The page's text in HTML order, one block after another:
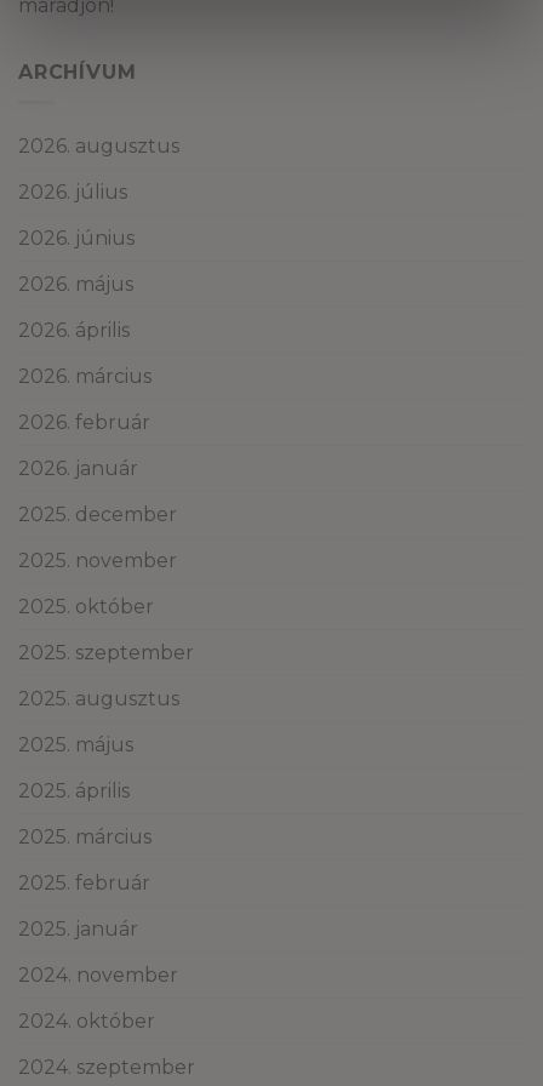
maradjon!
ARCHÍVUM
2026. augusztus
2026. július
2026. június
2026. május
2026. április
2026. március
2026. február
2026. január
2025. december
2025. november
2025. október
2025. szeptember
2025. augusztus
2025. május
2025. április
2025. március
2025. február
2025. január
2024. november
2024. október
2024. szeptember